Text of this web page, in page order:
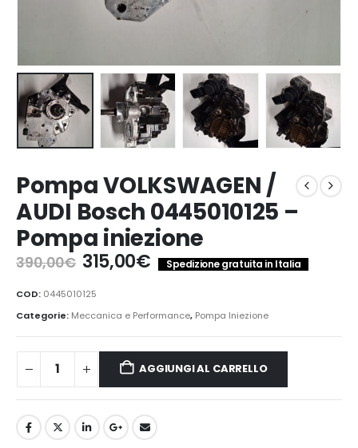
Pompa VOLKSWAGEN /
AUDI Bosch 0445010125 –
Pompa iniezione
390,00€ Il
prezzo
originale
era:
390,00€.
315,00€Il
prezzo
è:
315,00€.
Spedizione gratuita in Italia
COD: 0445010125
Categorie: Meccanica e Performance, Pompa Iniezione
AGGIUNGI AL CARRELLO